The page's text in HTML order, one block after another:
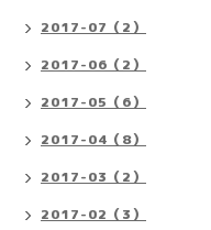
2017-07（2）
2017-06（2）
2017-05（6）
2017-04（8）
2017-03（2）
2017-02（3）